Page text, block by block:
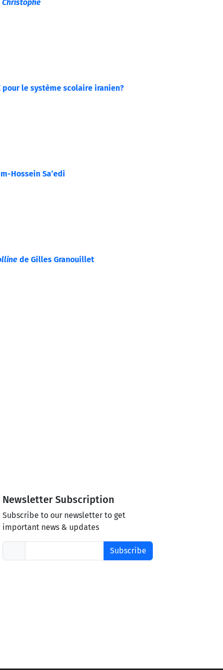
Christophe
pour le système scolaire iranien?
Hossein Sa’edi
de Gilles Granouillet
Newsletter Subscription
Subscribe to our newsletter to get
important news & updates
Subscribe